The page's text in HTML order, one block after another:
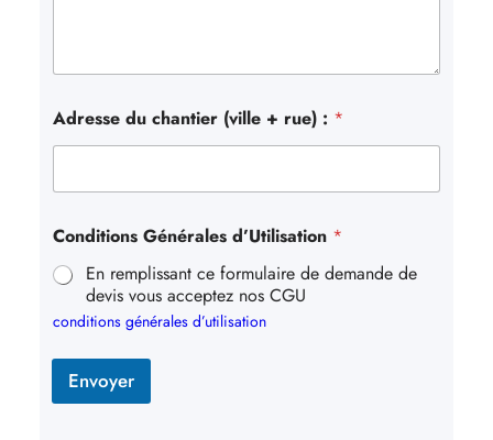
Adresse du chantier (ville + rue) : *
Conditions Générales d’Utilisation *
En remplissant ce formulaire de demande de
devis vous acceptez nos CGU
conditions générales d’utilisation
Envoyer